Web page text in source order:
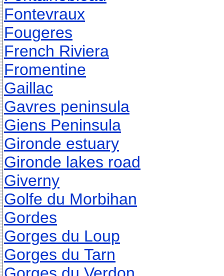
Fontevraux
Fougeres
French Riviera
Fromentine
Gaillac
Gavres peninsula
Giens Peninsula
Gironde estuary
Gironde lakes road
Giverny
Golfe du Morbihan
Gordes
Gorges du Loup
Gorges du Tarn